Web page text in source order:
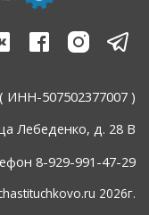
ИНН-507502377007 )
Лебеденко, д. 28 В
8-929-991-47-29
2026г.